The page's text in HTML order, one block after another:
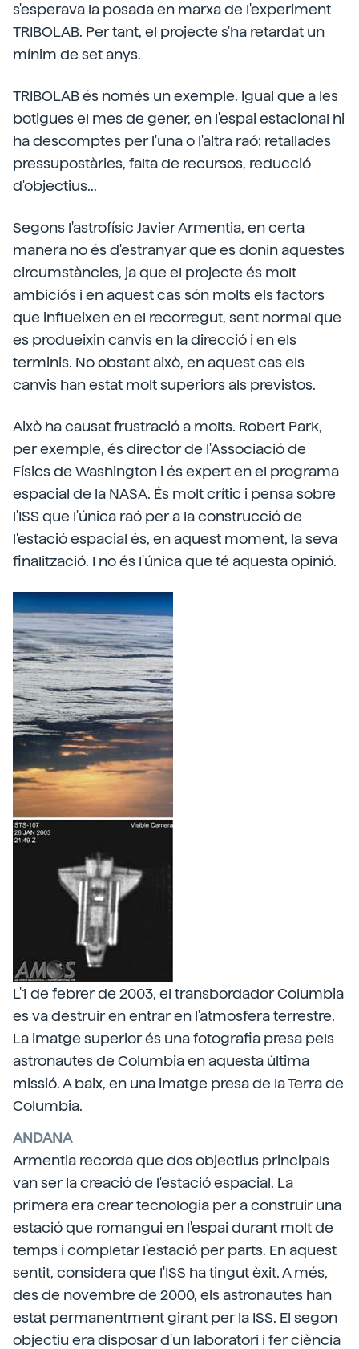
s'esperava la posada en marxa de l'experiment
TRIBOLAB. Per tant, el projecte s'ha retardat un
mínim de set anys.
TRIBOLAB és només un exemple. Igual que a les
botigues el mes de gener, en l'espai estacional hi
ha descomptes per l'una o l'altra raó: retallades
pressupostàries, falta de recursos, reducció
d'objectius...
Segons l'astrofísic Javier Armentia, en certa
manera no és d'estranyar que es donin aquestes
circumstàncies, ja que el projecte és molt
ambiciós i en aquest cas són molts els factors
que influeixen en el recorregut, sent normal que
es produeixin canvis en la direcció i en els
terminis. No obstant això, en aquest cas els
canvis han estat molt superiors als previstos.
Això ha causat frustració a molts. Robert Park,
per exemple, és director de l'Associació de
Físics de Washington i és expert en el programa
espacial de la NASA. És molt crític i pensa sobre
l'ISS que l'única raó per a la construcció de
l'estació espacial és, en aquest moment, la seva
finalització. I no és l'única que té aquesta opinió.
L'1 de febrer de 2003, el transbordador Columbia
es va destruir en entrar en l'atmosfera terrestre.
La imatge superior és una fotografia presa pels
astronautes de Columbia en aquesta última
missió. A baix, en una imatge presa de la Terra de
Columbia.
ANDANA
Armentia recorda que dos objectius principals
van ser la creació de l'estació espacial. La
primera era crear tecnologia per a construir una
estació que romangui en l'espai durant molt de
temps i completar l'estació per parts. En aquest
sentit, considera que l'ISS ha tingut èxit. A més,
des de novembre de 2000, els astronautes han
estat permanentment girant per la ISS. El segon
objectiu era disposar d'un laboratori i fer ciència